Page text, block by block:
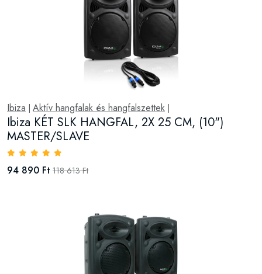
Ibiza Aktív hangfalak és hangfalszettek
Ibiza KÉT SLK HANGFAL, 2X 25 CM, (10")
MASTER/SLAVE
94 890 Ft 118 613 Ft